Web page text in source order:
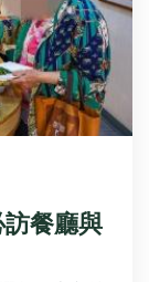
餐廳與